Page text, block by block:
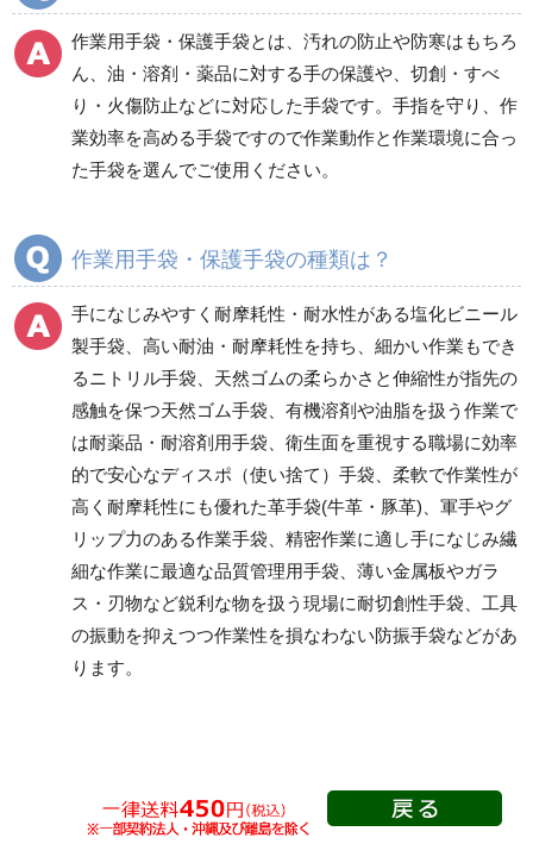
電気保守用品 ワイパー クリーンルーム対策用品
防災グッズ（防災セット） 救急医療品
健康管理器具 季節商品 ウイルス対策用品
商品カテゴリ一覧
天然ゴム手袋 耐薬品・耐溶剤用手袋
ディスポ(使い捨て)手袋
塩化ビニール手袋
ニトリル手袋
ポリエチレン手袋
天然ゴム手袋
革手袋（牛革・豚革・
山羊革）
人工・合成皮革手袋
軍手・滑り止め加工手
耐突刺性手袋 防振手袋
作業用手袋・保護手袋とは、汚れの防止や防寒はもちろ
ん、油・溶剤・薬品に対する手の保護や、切創・すべ
り・火傷防止などに対応した手袋です。手指を守り、作
業効率を高める手袋ですので作業動作と作業環境に合っ
た手袋を選んでご使用ください。
作業用手袋・保護手袋の種類は？
手になじみやすく耐摩耗性・耐水性がある塩化ビニール
製手袋、高い耐油・耐摩耗性を持ち、細かい作業もでき
るニトリル手袋、天然ゴムの柔らかさと伸縮性が指先の
感触を保つ天然ゴム手袋、有機溶剤や油脂を扱う作業で
は耐薬品・耐溶剤用手袋、衛生面を重視する職場に効率
的で安心なディスポ（使い捨て）手袋、柔軟で作業性が
高く耐摩耗性にも優れた革手袋(牛革・豚革)、軍手やグ
リップ力のある作業手袋、精密作業に適し手になじみ繊
細な作業に最適な品質管理用手袋、薄い金属板やガラ
ス・刃物など鋭利な物を扱う現場に耐切創性手袋、工具
の振動を抑えつつ作業性を損なわない防振手袋などがあ
ります。